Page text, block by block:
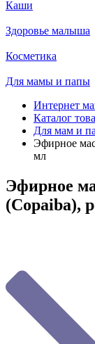
Каши
Здоровье малыша
Косметика
Для мамы и папы
Интернет
Каталог
Для мам и
Эфирное
мл
Эфирное
(Copaiba),